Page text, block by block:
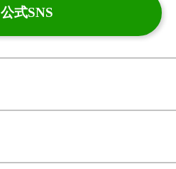
公式SNS